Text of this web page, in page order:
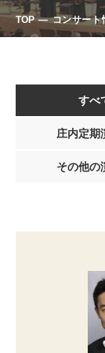
TOP コンサート
すべ
庄内定期
その他の